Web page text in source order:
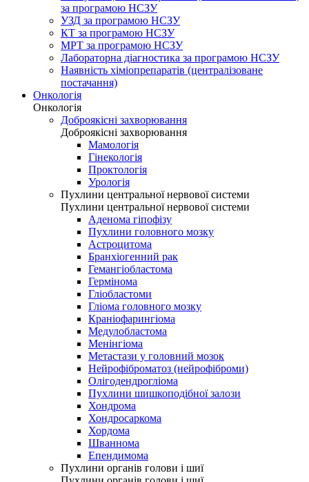
за програмою НСЗУ
УЗД за програмою НСЗУ
КТ за програмою НСЗУ
МРТ за програмою НСЗУ
Лабораторна діагностика за програмою НСЗУ
Наявність хіміопрепаратів (централізоване
постачання)
Онкологія
Онкологія
Доброякісні захворювання
Доброякісні захворювання
Мамологія
Гінекологія
Проктологія
Урологія
Пухлини центральної нервової системи
Пухлини центральної нервової системи
Аденома гіпофізу
Пухлини головного мозку
Астроцитома
Бранхіогенний рак
Гемангіобластома
Гермінома
Гліобластоми
Гліома головного мозку
Краніофарингіома
Медулобластома
Менінгіома
Метастази у головний мозок
Нейрофіброматоз (нейрофіброми)
Олігодендрогліома
Пухлини шишкоподібної залози
Хондрома
Хондросаркома
Хордома
Шваннома
Епендимома
Пухлини органів голови і шиї